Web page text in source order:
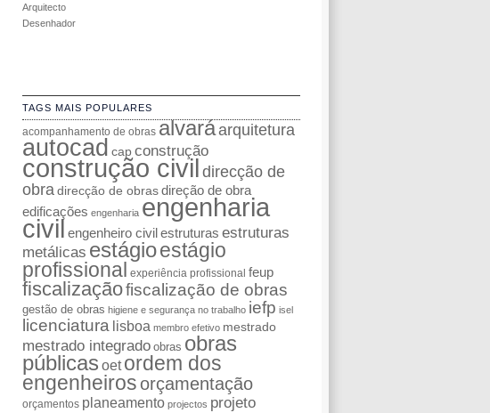
Arquitecto
Desenhador
TAGS MAIS POPULARES
acompanhamento de obras alvaráarquitetura
autocad cap construção
construção civil direcção de
obra direcção de obras direção de obra
edificações engenharia engenharia
civil engenheiro civil estruturas estruturas
metálicas estágioestágio
profissional experiência profissional feup
fiscalizaçãofiscalização de obras
gestão de obras higiene e segurança no trabalho iefp isel
licenciatura lisboa membro efetivo mestrado
mestrado integrado obras obras
públicas oet ordem dos
engenheiros orçamentação
orçamentos planeamento projectos projeto